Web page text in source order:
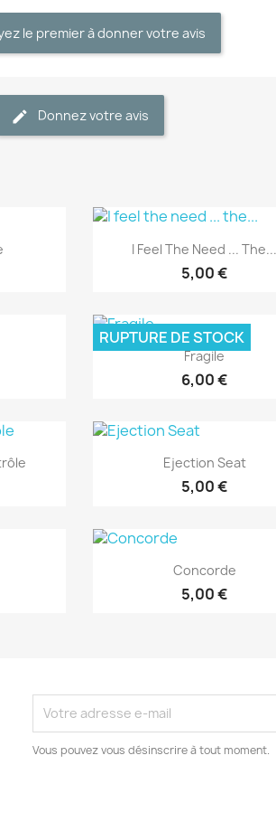
le premier à donner votre avis
Donnez votre avis
Aperçu rapide
I Feel The Need ... The...
5,00 €
Aperçu rapide
Fragile
6,00 €
RUPTURE DE STOCK
Aperçu rapide
Ejection Seat
5,00 €
Aperçu rapide
Concorde
5,00 €
Vous pouvez vous désinscrire à tout moment.